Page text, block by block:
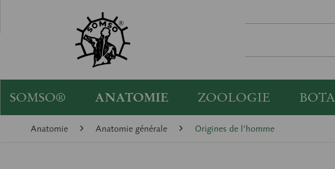
SOMSO® ANATOMIE ZOOLOGIE
Anatomie Anatomie générale Origines de l’homme